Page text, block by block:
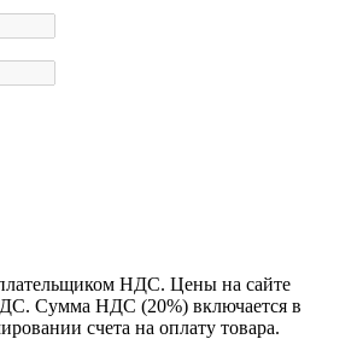
НДС. Цены на сайте
Сумма НДС (20%) включается в
счета на оплату товара.